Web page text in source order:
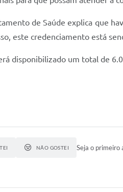
de Saúde explica que
este credenciamento está
disponibilizado um total de
NÃO GOSTEI Seja o primeiro